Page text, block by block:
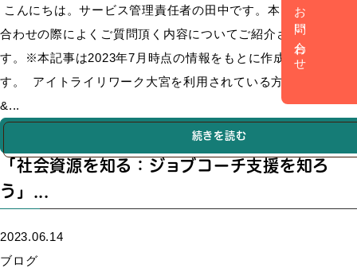
こんにちは。サービス管理責任者の田中です。本日は、お問い
合わせの際によくご質問頂く内容についてご紹介させて頂きま
す。※本記事は2023年7月時点の情報をもとに作成していま
す。 アイトライリワーク大宮を利用されている方の年代は？
&...
続きを読む
「社会資源を知る：ジョブコーチ支援を知ろ
う」...
2023.06.14
ブログ
お問い合わせ